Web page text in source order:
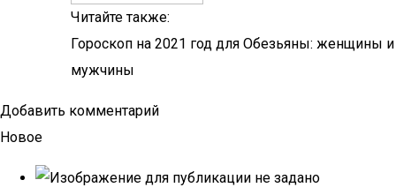
Читайте также:
Гороскоп на 2021 год для Обезьяны: женщины и
мужчины
Добавить комментарий
Новое